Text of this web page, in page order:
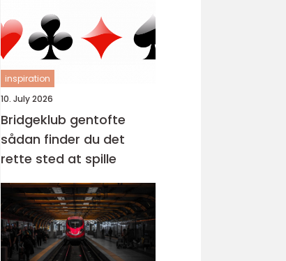
inspiration
10. July 2026
Bridgeklub gentofte
sådan finder du det
rette sted at spille